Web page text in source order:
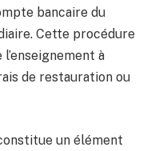
bancaire du
Cette procédure
à
de restauration ou
un élément